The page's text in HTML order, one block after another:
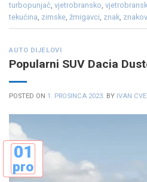
turbopunjač, vjetrobransko,
tekućina, zimske, žmigavci, znak,
AUTO DIJELOVI
Popularni SUV Dacia
POSTED ON 1. PROSINCA 2023. BY IVAN
01
pro